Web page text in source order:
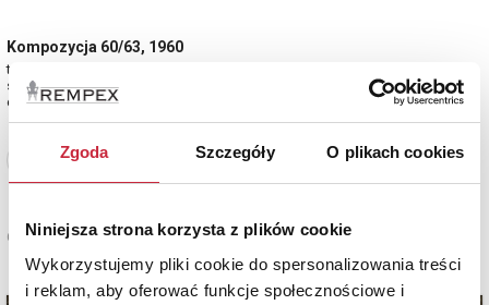
Zgoda Szczegóły O plikach cookies
Niniejsza strona korzysta z plików cookie
Wykorzystujemy pliki cookie do spersonalizowania treści
i reklam, aby oferować funkcje społecznościowe i
Kompozycja 60/63, 1960
technika własna, collage, tektura, płótno; 36 x 45,7 cm;
sygn., dat i opisany na odwrocie: Teresa Rudowicz / 60/63.
estymacja: 20 000 - 30 000 zł
Zobacz pełne informacje
Cena oferowana
17 000 zł